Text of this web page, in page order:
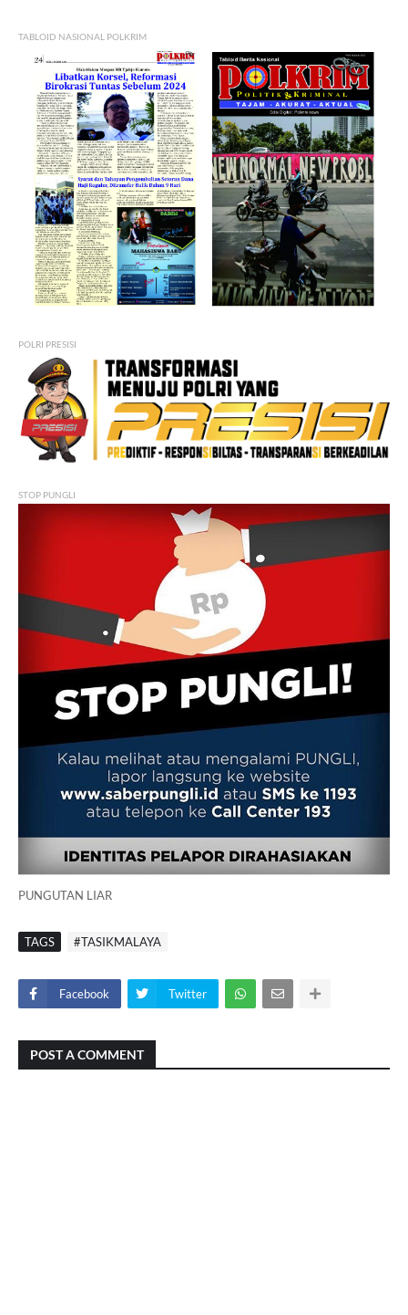
TABLOID NASIONAL POLKRIM
POLRI PRESISI
STOP PUNGLI
PUNGUTAN LIAR
TAGS #TASIKMALAYA
Facebook Twitter
POST A COMMENT